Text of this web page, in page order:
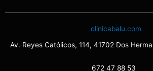
clinicabalu.com
Av. Reyes Católicos, 114, 41702 Dos
672 47 88 53